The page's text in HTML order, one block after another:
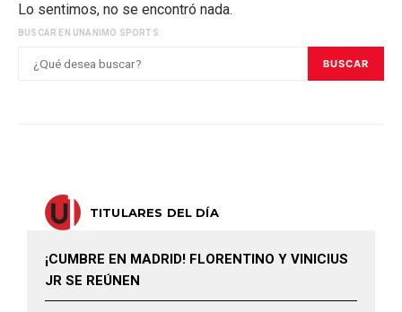
Lo sentimos, no se encontró nada.
BUSCAR EN UNANIMO SPORTS:
BUSCAR
TITULARES DEL DÍA
¡CUMBRE EN MADRID! FLORENTINO Y VINICIUS
JR SE REÚNEN